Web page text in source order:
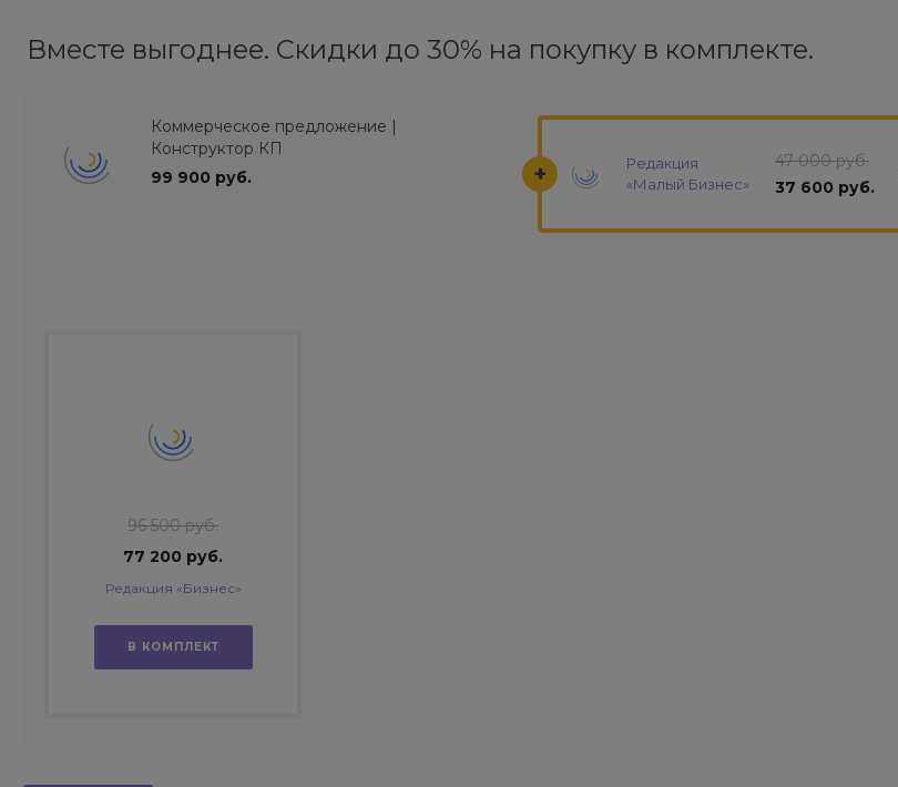
Вместе выгоднее. Скидки до 30% на покупку в комплекте.
Коммерческое предложение |
Конструктор КП
99 900 руб.
Редакция
«Малый Бизнес»
47 000 руб.
37 600 руб.
+
96 500 руб.
77 200 руб.
Редакция «Бизнес»
В КОМПЛЕКТ